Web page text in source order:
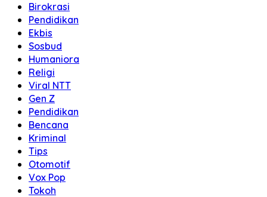
Birokrasi
Pendidikan
Ekbis
Sosbud
Humaniora
Religi
Viral NTT
Gen Z
Pendidikan
Bencana
Kriminal
Tips
Otomotif
Vox Pop
Tokoh